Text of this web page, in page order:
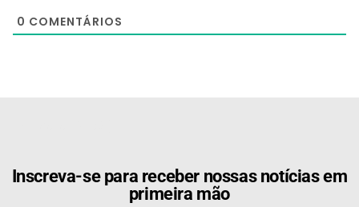
0 COMENTÁRIOS
Inscreva-se para receber nossas notícias em
primeira mão